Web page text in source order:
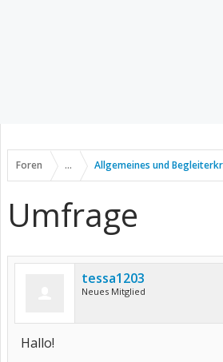
Foren ... Allgemeines und
Umfrage
tessa1203
Neues Mitglied
Hallo!